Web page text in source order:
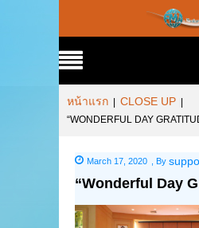
หน้าแรก CLOSE UP
“WONDERFUL DAY
March 17, 2020 By
“Wonderful Day